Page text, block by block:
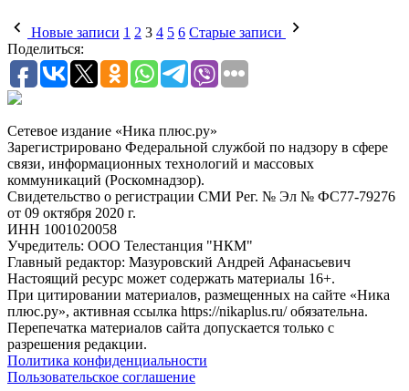
Новые записи 1 2 3 4 5 6 Старые записи
Поделиться:
Сетевое издание «Ника плюс.ру»
Зарегистрировано Федеральной службой по надзору в сфере
связи, информационных технологий и массовых
коммуникаций (Роскомнадзор).
Свидетельство о регистрации СМИ Рег. № Эл № ФС77-79276
от 09 октября 2020 г.
ИНН 1001020058
Учредитель: ООО Телестанция "НКМ"
Главный редактор: Мазуровский Андрей Афанасьевич
Настоящий ресурс может содержать материалы 16+.
При цитировании материалов, размещенных на сайте «Ника
плюс.ру», активная ссылка https://nikaplus.ru/ обязательна.
Перепечатка материалов сайта допускается только с
разрешения редакции.
Политика конфиденциальности
Пользовательское соглашение